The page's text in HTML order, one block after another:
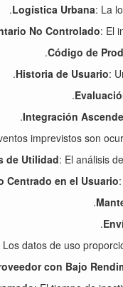
Logística Urbana: La
No Controlado: El
Código de
Historia de Usuario:
Integración
imprevistos son
de Utilidad: El análisis
Centrado en el Usuario
Los datos de uso
con Bajo